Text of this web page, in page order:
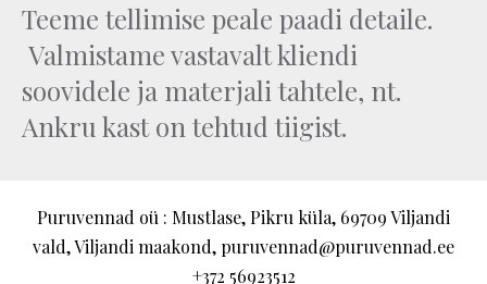
Teeme tellimise peale paadi detaile.
Valmistame vastavalt kliendi
soovidele ja materjali tahtele, nt.
Ankru kast on tehtud tiigist.
Puruvennad oü : Mustlase, Pikru küla, 69709 Viljandi
vald, Viljandi maakond, puruvennad@puruvennad.ee
+372 56923512